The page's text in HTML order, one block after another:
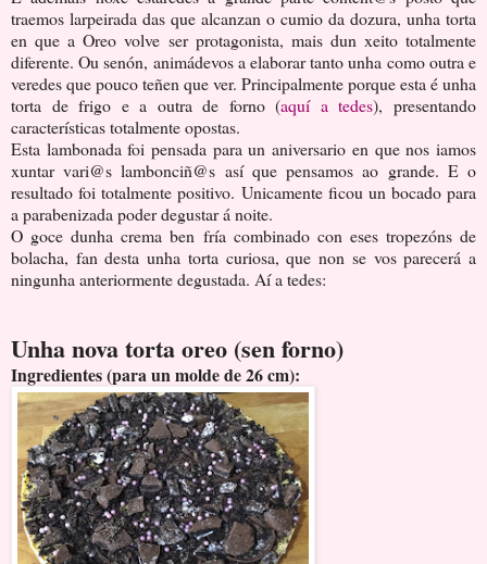
traemos larpeirada das que alcanzan o cumio da dozura, unha torta
en que a Oreo volve ser protagonista, mais dun xeito totalmente
diferente. Ou senón, animádevos a elaborar tanto unha como outra e
veredes que pouco teñen que ver. Principalmente porque esta é unha
torta de frigo e a outra de forno (aquí a tedes), presentando
características totalmente opostas.
Esta lambonada foi pensada para un aniversario en que nos iamos
xuntar vari@s lambonciñ@s así que pensamos ao grande. E o
resultado foi totalmente positivo. Unicamente ficou un bocado para
a parabenizada poder degustar á noite.
O goce dunha crema ben fría combinado con eses tropezóns de
bolacha, fan desta unha torta curiosa, que non se vos parecerá a
ningunha anteriormente degustada. Aí a tedes:
Unha nova torta oreo (sen forno)
Ingredientes (para un molde de 26 cm):